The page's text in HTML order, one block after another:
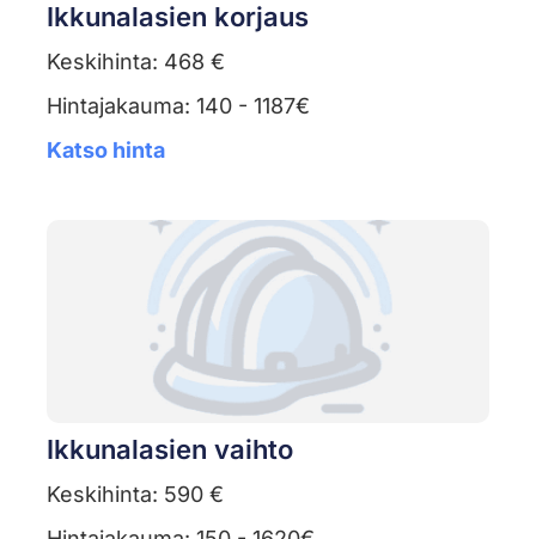
Ikkunalasien korjaus
Keskihinta: 468 €
Hintajakauma: 140 - 1187€
Katso hinta
Ikkunalasien vaihto
Keskihinta: 590 €